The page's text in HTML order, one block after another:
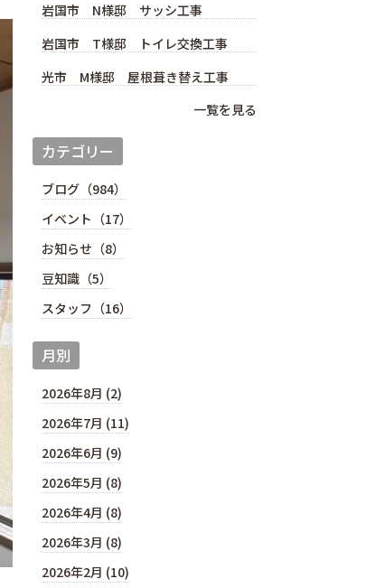
岩国市 N様邸 サッシ工事
岩国市 T様邸 トイレ交換工事
光市 M様邸 屋根葺き替え工事
一覧を見る
カテゴリー
ブログ（984）
イベント（17）
お知らせ（8）
豆知識（5）
スタッフ（16）
月別
2026年8月 (2)
2026年7月 (11)
2026年6月 (9)
2026年5月 (8)
2026年4月 (8)
2026年3月 (8)
2026年2月 (10)